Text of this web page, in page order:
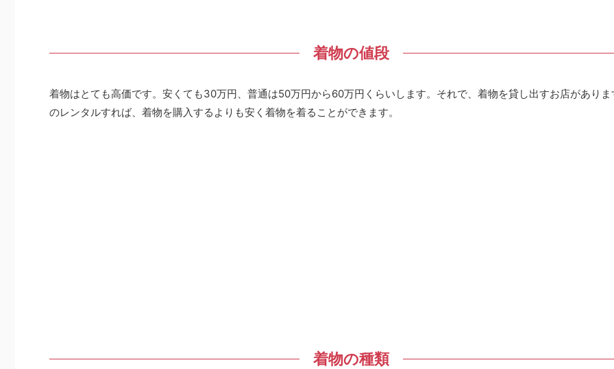
着物の値段
着物はとても高価です。安くても30万円、普通は50万円から60万円くらいします。それで、着物を貸し出すお店がありま
のレンタルすれば、着物を購入するよりも安く着物を着ることができます。
着物の種類